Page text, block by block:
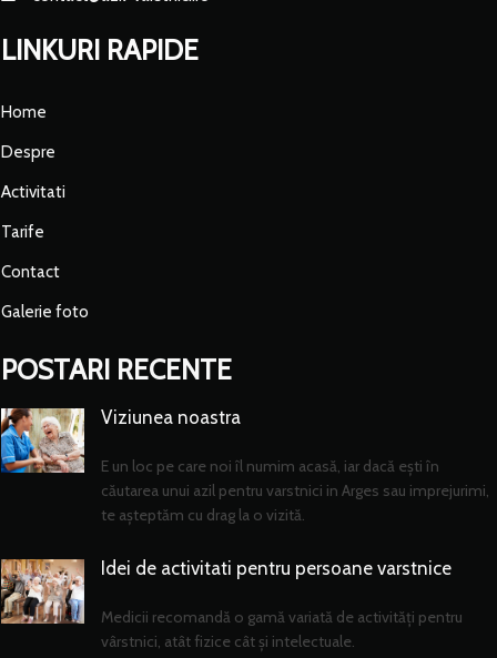
LINKURI RAPIDE
Home
Despre
Activitati
Tarife
Contact
Galerie foto
POSTARI RECENTE
Viziunea noastra
E un loc pe care noi îl numim acasă, iar dacă ești în
căutarea unui azil pentru varstnici in Arges sau imprejurimi,
te așteptăm cu drag la o vizită.
Idei de activitati pentru persoane varstnice
Medicii recomandă o gamă variată de activități pentru
vârstnici, atât fizice cât și intelectuale.